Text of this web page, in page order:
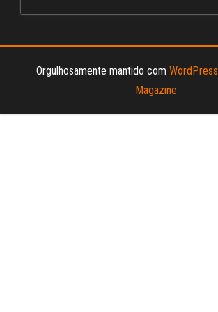
Orgulhosamente mantido com WordPress
Magazine